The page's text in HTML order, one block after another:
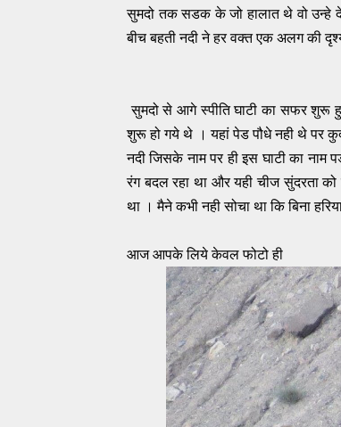
सुमदो तक सडक के जो हालात थे वो उन्हे
बीच बहती नदी ने हर वक्त एक अलग की
सुमदो से आगे स्पीति घाटी का सफर
शुरू हो गये थे । यहां पेड पौधे नही थे पर
नदी जिसके नाम पर ही इस घाटी का
रंग बदल रहा था और यही चीज सुंदरता
था । मैने कभी नही सोचा था कि बिना
आज आपके लिये केवल फोटो ही